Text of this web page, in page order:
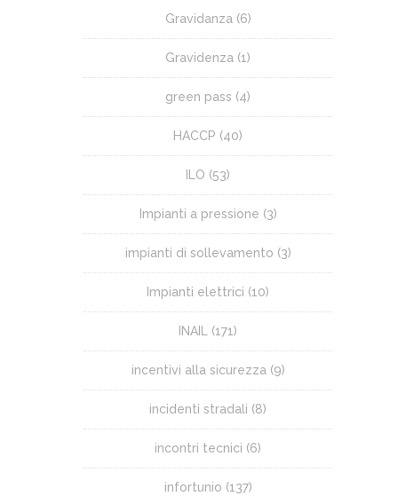
Gravidanza (6)
Gravidenza (1)
green pass (4)
HACCP (40)
ILO (53)
Impianti a pressione (3)
impianti di sollevamento (3)
Impianti elettrici (10)
INAIL (171)
incentivi alla sicurezza (9)
incidenti stradali (8)
incontri tecnici (6)
infortunio (137)